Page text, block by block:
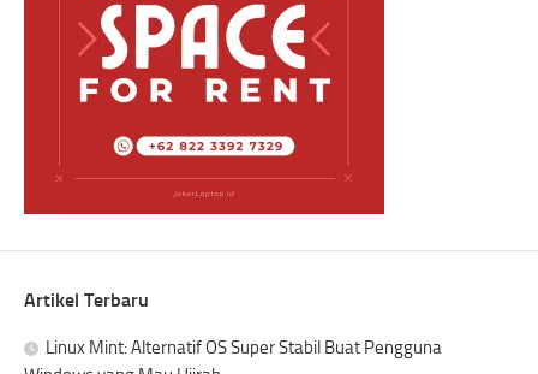
Artikel Terbaru
Linux Mint: Alternatif OS Super Stabil Buat Pengguna